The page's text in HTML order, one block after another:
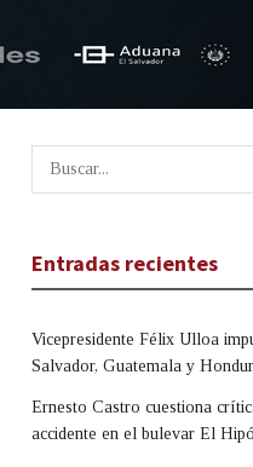
Entradas recientes
Vicepresidente Félix Ulloa
Salvador, Guatemala y
Ernesto Castro cuestiona
accidente en el bulevar El